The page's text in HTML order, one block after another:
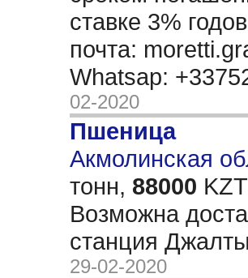
ставке 3%
почта:
Whatsap:
02-2020
Пшеница
Акмолинская
тонн, 88000
Возможна
станция
29-02-2020